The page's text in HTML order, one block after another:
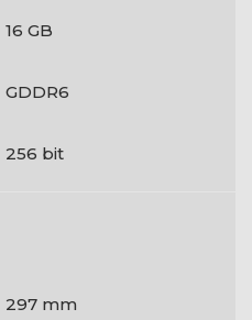
16 GB
GDDR6
256 bit
297 mm